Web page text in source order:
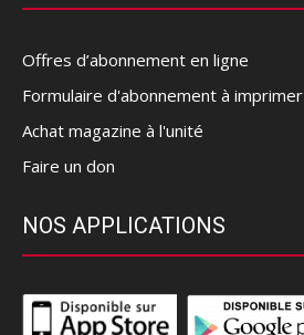
Offres d’abonnement en ligne
Formulaire d'abonnement à imprimer
Achat magazine à l'unité
Faire un don
NOS APPLICATIONS